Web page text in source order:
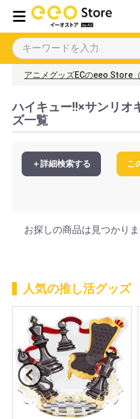
アニメグッズECのeeo Store
ハイキュー!!×サンリオ
ズ一覧
＋詳細検索する こ
お探しの商品は見つかり
人気の推し活グッズ